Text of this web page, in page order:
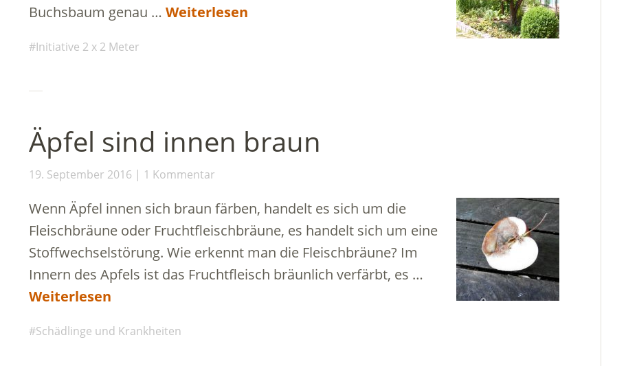
Buchsbaum genau … Weiterlesen
Initiative 2 x 2 Meter
Äpfel sind innen braun
19. September 2016 1 Kommentar
Wenn Äpfel innen sich braun färben, handelt es sich um die
Fleischbräune oder Fruchtfleischbräune, es handelt sich um eine
Stoffwechselstörung. Wie erkennt man die Fleischbräune? Im
Innern des Apfels ist das Fruchtfleisch bräunlich verfärbt, es …
Weiterlesen
Schädlinge und Krankheiten